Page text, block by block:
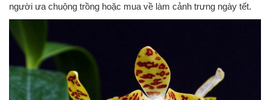
người ưa chuộng trồng hoặc mua về làm cảnh trưng ngày tết.